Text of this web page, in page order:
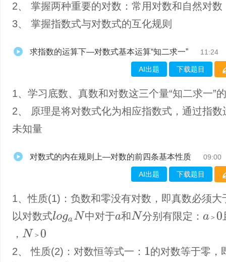
2、 掌握两种重要的对数：常用对数和自然对数
3、 掌握指数式与对数式的互化规则
求指数的运算下—对数式基本运算“知二求一” 11:24
AI出题 下载题目
1、学习底数、真数和对数这三个量“知二求一”
2、 原理是将对数式化为相应指数式，通过指数
未知量
对数式的内在规则上—对数的前四条基本性质 09:00
AI出题 下载题目
1、性质(1)：负数和零没有对数，即真数必须大
以对数式logaN 中对于a 和 N 分别有限定： ＞
a＞ 0
，
＞
N＞ 0
2、 性质(2)：对数恒等式一： 1 的对数等于零，